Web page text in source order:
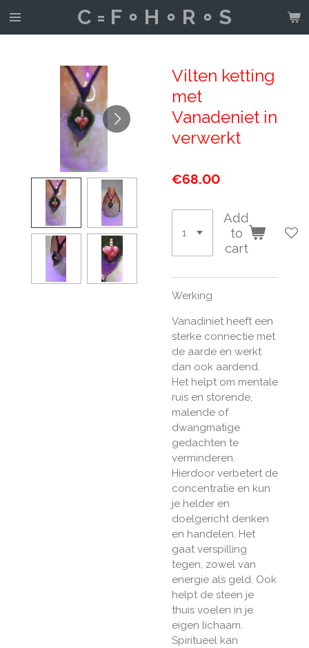
Skip
C = F ∘ H ∘ R ∘ S
Vilten ketting
met
Vanadeniet in
verwerkt
€68.00
Add
to
cart
Werking
Vanadiniet heeft een
sterke connectie met
de aarde en werkt
dan ook aardend.
Het helpt om mentale
ruis en storende,
malende of
dwangmatige
gedachten te
verminderen.
Hierdoor verbetert de
concentratie en kun
je helder en
doelgericht denken
en handelen. Het
gaat verspilling
tegen, zowel van
energie als geld. Ook
helpt de steen je
thuis voelen in je
eigen lichaam.
Spiritueel kan